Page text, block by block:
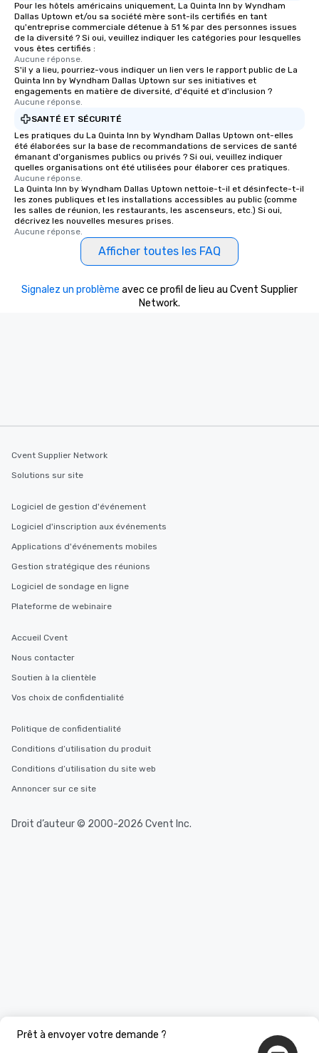
Pour les hôtels américains uniquement, La Quinta Inn by Wyndham
Dallas Uptown et/ou sa société mère sont-ils certifiés en tant
qu'entreprise commerciale détenue à 51 % par des personnes issues
de la diversité ? Si oui, veuillez indiquer les catégories pour lesquelles
vous êtes certifiés :
Aucune réponse.
S'il y a lieu, pourriez-vous indiquer un lien vers le rapport public de La
Quinta Inn by Wyndham Dallas Uptown sur ses initiatives et
engagements en matière de diversité, d'équité et d'inclusion ?
Aucune réponse.
SANTÉ ET SÉCURITÉ
Les pratiques du La Quinta Inn by Wyndham Dallas Uptown ont-elles
été élaborées sur la base de recommandations de services de santé
émanant d'organismes publics ou privés ? Si oui, veuillez indiquer
quelles organisations ont été utilisées pour élaborer ces pratiques.
Aucune réponse.
La Quinta Inn by Wyndham Dallas Uptown nettoie-t-il et désinfecte-t-il
les zones publiques et les installations accessibles au public (comme
les salles de réunion, les restaurants, les ascenseurs, etc.) Si oui,
décrivez les nouvelles mesures prises.
Aucune réponse.
Afficher toutes les FAQ
Prêt à envoyer votre demande ?
Signalez un problème avec ce profil de lieu au Cvent Supplier
Network.
Cvent Supplier Network
Solutions sur site
Logiciel de gestion d'événement
Logiciel d'inscription aux événements
Applications d'événements mobiles
Gestion stratégique des réunions
Logiciel de sondage en ligne
Plateforme de webinaire
Accueil Cvent
Nous contacter
Soutien à la clientèle
Vos choix de confidentialité
Politique de confidentialité
Conditions d’utilisation du produit
Conditions d’utilisation du site web
Annoncer sur ce site
Droit d’auteur © 2000-2026 Cvent Inc.